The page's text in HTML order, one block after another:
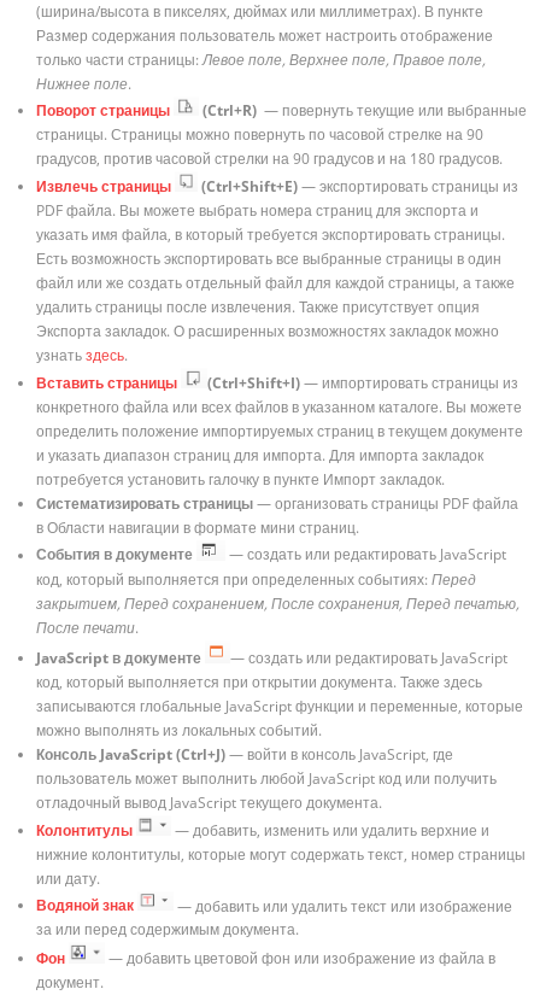
(ширина/высота в пикселях, дюймах или миллиметрах). В пункте
Размер содержания пользователь может настроить отображение
только части страницы:Левое поле, Верхнее поле, Правое поле,
Нижнее поле.
Поворот страницы
(Ctrl+R) — повернуть текущие или выбранные
страницы. Страницы можно повернуть по часовой стрелке на 90
градусов, против часовой стрелки на 90 градусов и на 180 градусов.
Извлечь страницы
(Ctrl+Shift+E)— экспортировать страницы из
PDF файла. Вы можете выбрать номера страниц для экспорта и
указать имя файла, в который требуется экспортировать страницы.
Есть возможность экспортировать все выбранные страницы в один
файл или же создать отдельный файл для каждой страницы, а также
удалить страницы после извлечения. Также присутствует опция
Экспорта закладок. О расширенных возможностях закладок можно
узнатьздесь.
Вставить страницы
(Ctrl+Shift+I)— импортировать страницы из
конкретного файла или всех файлов в указанном каталоге. Вы можете
определить положение импортируемых страниц в текущем документе
и указать диапазон страниц для импорта. Для импорта закладок
потребуется установить галочку в пункте Импорт закладок.
Систематизировать страницы— организовать страницы PDF файла
в Области навигации в формате мини страниц.
События в документе
— создать или редактировать JavaScript
код, который выполняется при определенных событиях: Перед
закрытием, Перед сохранением, После сохранения, Перед печатью,
После печати.
JavaScript в документе
— создать или редактировать JavaScript
код, который выполняется при открытии документа. Также здесь
записываются глобальные JavaScript функции и переменные, которые
можно выполнять из локальных событий.
Консоль JavaScript (Ctrl+J)— войти в консоль JavaScript, где
пользователь может выполнить любой JavaScript код или получить
отладочный вывод JavaScript текущего документа.
Колонтитулы
— добавить, изменить или удалить верхние и
нижние колонтитулы, которые могут содержать текст, номер страницы
или дату.
Водяной знак
— добавить или удалить текст или изображение
за или перед содержимым документа.
Фон
— добавить цветовой фон или изображение из файла в
документ.